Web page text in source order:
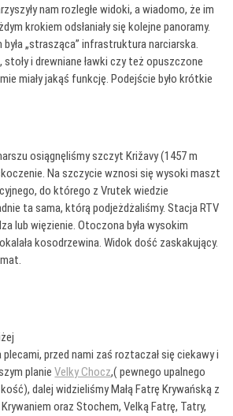
nam rozległe widoki, a wiadomo, że im
krokiem odsłaniały się kolejne panoramy.
„strasząca” infrastruktura narciarska.
stoły i drewniane ławki czy też opuszczone
miały jakąś funkcję. Podejście było krótkie
osiągnęliśmy szczyt Križavy (1457 m
Na szczycie wznosi się wysoki maszt
do którego z Vrutek wiedzie
ta sama, którą podjeżdżaliśmy. Stacja RTV
lub więzienie. Otoczona była wysokim
kosodrzewina. Widok dość zaskakujący.
przed nami zaś roztaczał się ciekawy i
planieVelky Chocz,( pewnego upalnego
dalej widzieliśmy Małą Fatrę Krywańską z
Krywaniem oraz Stochem, Velką Fatrę, Tatry,